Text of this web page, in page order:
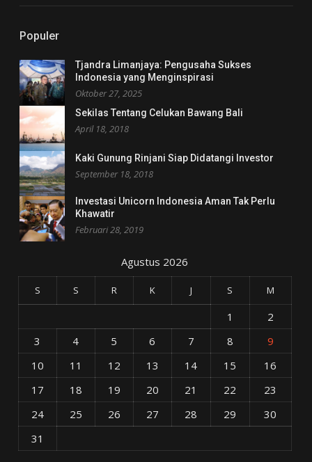
Populer
Tjandra Limanjaya: Pengusaha Sukses
Indonesia yang Menginspirasi
Oktober 27, 2025
Sekilas Tentang Celukan Bawang Bali
April 18, 2018
Kaki Gunung Rinjani Siap Didatangi Investor
September 18, 2018
Investasi Unicorn Indonesia Aman Tak Perlu
Khawatir
Februari 28, 2019
Agustus 2026
S S R K J S M
1
2
3
4 5 6 7 8
9
10
11 12 13 14 15
16
17
18 19 20 21 22
23
24
25 26 27 28 29
30
31